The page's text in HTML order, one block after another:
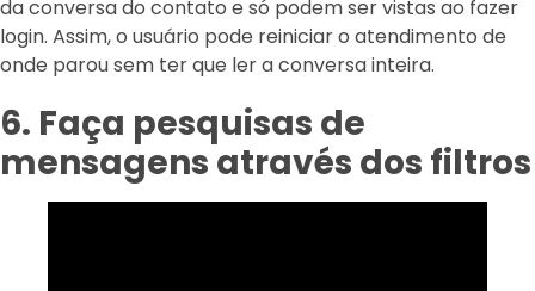
da conversa do contato e só podem ser vistas ao fazer
login. Assim, o usuário pode reiniciar o atendimento de
onde parou sem ter que ler a conversa inteira.
6. Faça pesquisas de
mensagens através dos filtros